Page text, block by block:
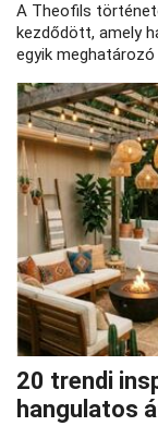
A Theofils
kezdődött, amely
egyik
20 trendi
hangulatos